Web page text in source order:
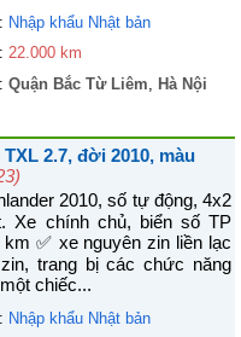
: Nhập khẩu Nhật bản
: 22.000 km
: Quận Bắc Từ Liêm, Hà Nội
2.7, đời 2010, màu
2010, số tự động, 4x2
Xe chính chủ, biển số TP
✅ xe nguyên zin liền lạc
trang bị các chức năng
chiếc...
: Nhập khẩu Nhật bản